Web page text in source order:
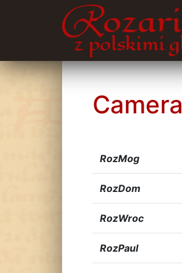
Camera
RozMog
RozDom
RozWroc
RozPaul